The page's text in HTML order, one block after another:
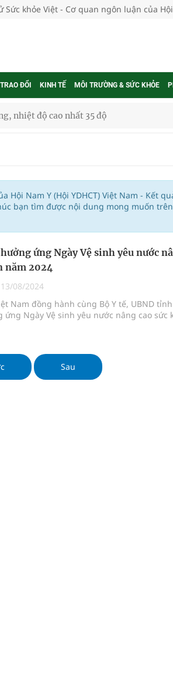
Sức khỏe Việt - Cơ quan ngôn luận của Hội
ĐỔI KINH TẾ MÔI TRƯỜNG & SỨC KHỎE
nhiệt độ cao nhất 35 độ
gia
thực tế
ung thư
Của Các Loài Nhân Sâm (Panax Spp.):
Hội Nam Y (Hội YDHCT) Việt Nam - Kết
bạn tìm được nội dung mong muốn trên
ứng Ngày Vệ sinh yêu nước
năm 2024
13/08/2024
Nam đồng hành cùng Bộ Y tế, UBND
Ngày Vệ sinh yêu nước nâng cao sức
Sau